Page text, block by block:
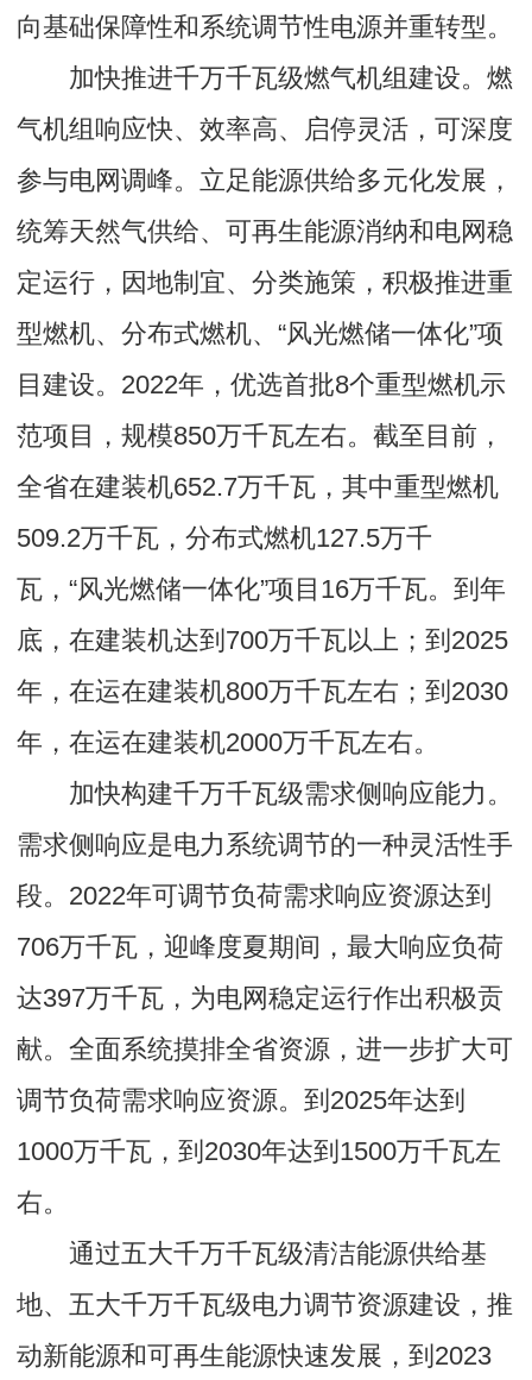
向基础保障性和系统调节性电源并重转型。
加快推进千万千瓦级燃气机组建设。燃
气机组响应快、效率高、启停灵活，可深度
参与电网调峰。立足能源供给多元化发展，
统筹天然气供给、可再生能源消纳和电网稳
定运行，因地制宜、分类施策，积极推进重
型燃机、分布式燃机、“风光燃储一体化”项
目建设。2022年，优选首批8个重型燃机示
范项目，规模850万千瓦左右。截至目前，
全省在建装机652.7万千瓦，其中重型燃机
509.2万千瓦，分布式燃机127.5万千
瓦，“风光燃储一体化”项目16万千瓦。到年
底，在建装机达到700万千瓦以上；到2025
年，在运在建装机800万千瓦左右；到2030
年，在运在建装机2000万千瓦左右。
加快构建千万千瓦级需求侧响应能力。
需求侧响应是电力系统调节的一种灵活性手
段。2022年可调节负荷需求响应资源达到
706万千瓦，迎峰度夏期间，最大响应负荷
达397万千瓦，为电网稳定运行作出积极贡
献。全面系统摸排全省资源，进一步扩大可
调节负荷需求响应资源。到2025年达到
1000万千瓦，到2030年达到1500万千瓦左
右。
通过五大千万千瓦级清洁能源供给基
地、五大千万千瓦级电力调节资源建设，推
动新能源和可再生能源快速发展，到2023